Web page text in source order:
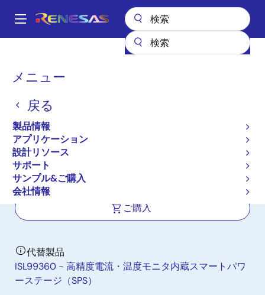
ン
Main
メニュー
戻る
製品情報
アプリケーション
設計リソース
サポート
サンプル&ご購入
会社情報
パ
く
ず
パワー & パワーマネジメント
マルチフェーズ電源
ISL99227
新規採用非推奨品
高精度電流および温度モニタ内蔵、ス
マート電力段(SPS)モジュール
ご購入
代替製品
ISL99360 - 高精度電流・温度モニタ内蔵スマートパワ
ーステージ（SPS）